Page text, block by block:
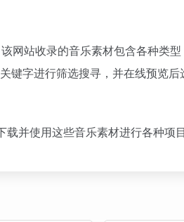
网站收录的音乐素材包含各种类
键字进行筛选搜寻，并在线预览后
并使用这些音乐素材进行各种项目